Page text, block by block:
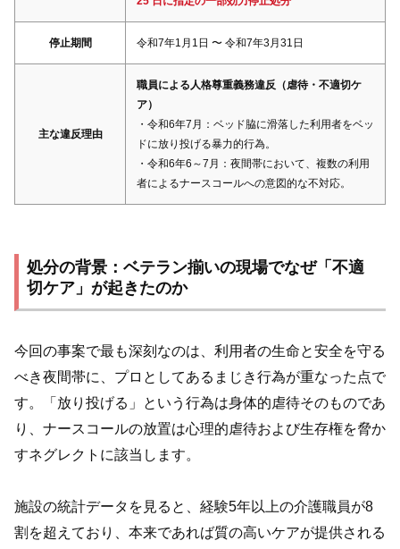
停止期間 令和7年1月1日 〜 令和7年3月31日
主な違反理由
職員による人格尊重義務違反（虐待・不適切ケ
ア）
・令和6年7月：ベッド脇に滑落した利用者をベッ
ドに放り投げる暴力的行為。
・令和6年6～7月：夜間帯において、複数の利用
者によるナースコールへの意図的な不対応。
処分の背景：ベテラン揃いの現場でなぜ「不適
切ケア」が起きたのか
今回の事案で最も深刻なのは、利用者の生命と安全を守る
べき夜間帯に、プロとしてあるまじき行為が重なった点で
す。「放り投げる」という行為は身体的虐待そのものであ
り、ナースコールの放置は心理的虐待および生存権を脅か
すネグレクトに該当します。
施設の統計データを見ると、経験5年以上の介護職員が8
割を超えており、本来であれば質の高いケアが提供される